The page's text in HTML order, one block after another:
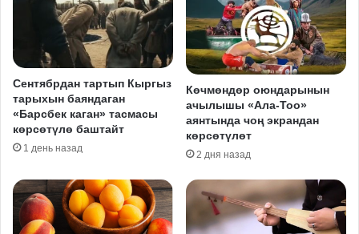
Сентябрдан тартып Кыргыз
тарыхын баяндаган
«Барсбек каган» тасмасы
көрсөтүлө баштайт
1 день назад
Көчмөндөр оюндарынын
ачылышы «Ала-Тоо»
аянтында чоң экрандан
көрсөтүлөт
2 дня назад